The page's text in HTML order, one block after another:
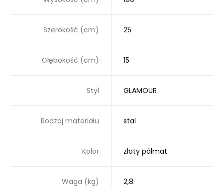
Szerokość (cm) 25
Głębokość (cm) 15
Styl GLAMOUR
Rodzaj materiału stal
Kolor złoty półmat
Waga (kg) 2,8